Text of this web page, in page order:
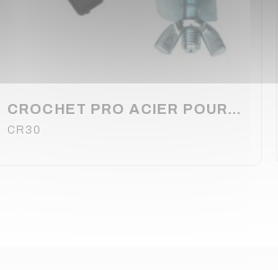
CROCHET PRO ACIER POUR TUBE 10 à 30 mm ASD
CR30